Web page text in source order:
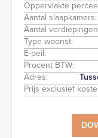
Oppervlakte
Aantal slaapkamers:
Aantal
Type woonst:
E-peil:
Procent BTW:
Adres:
Prijs exclusief